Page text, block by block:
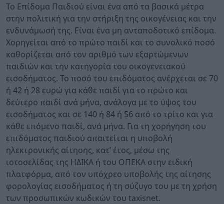
Το Επίδομα Παιδιού είναι ένα από τα βασικά μέτρα
στην πολιτική για την στήριξη της οικογένειας και την
ενδυνάμωσή της. Είναι ένα μη ανταποδοτικό επίδομα.
Χορηγείται από το πρώτο παιδί και το συνολικό ποσό
καθορίζεται από τον αριθμό των εξαρτώμενων
παιδιών και την κατηγορία του οικογενειακού
εισοδήματος. Το ποσό του επιδόματος ανέρχεται σε 70
ή 42 ή 28 ευρώ για κάθε παιδί για το πρώτο και
δεύτερο παιδί ανά μήνα, ανάλογα με το ύψος του
εισοδήματος και σε 140 ή 84 ή 56 από το τρίτο και για
κάθε επόμενο παιδί, ανά μήνα. Για τη χορήγηση του
επιδόματος παιδιού απαιτείται η υποβολή
ηλεκτρονικής αίτησης, κατ’ έτος, μέσω της
ιστοσελίδας της ΗΔΙΚΑ ή του ΟΠΕΚΑ στην ειδική
πλατφόρμα, από τον υπόχρεο υποβολής της αίτησης
φορολογίας εισοδήματος ή τη σύζυγο του με τη χρήση
των προσωπικών κωδικών του taxisnet.